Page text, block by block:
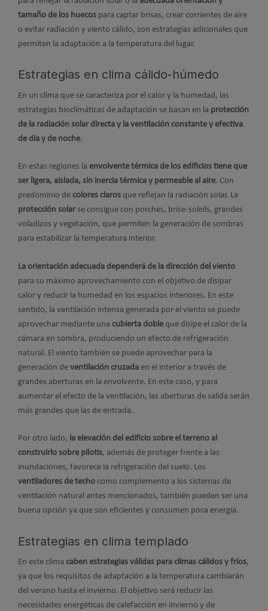
tamaño de los huecos para captar brisas, crear corrientes de aire
o evitar radiación y viento cálido, son estrategias adicionales que
permiten la adaptación a la temperatura del lugar.
Estrategias en clima cálido-húmedo
En un clima que se caracteriza por el calor y la humedad, las
estrategias bioclimáticas de adaptación se basan en la protección
de la radiación solar directa y la ventilación constante y efectiva
de día y de noche.
En estas regiones la envolvente térmica de los edificios tiene que
ser ligera, aislada, sin inercia térmica y permeable al aire. Con
predominio de colores claros que reflejan la radiación solar. La
protección solarse consigue con porches, brise-soleils, grandes
voladizos y vegetación, que permiten la generación de sombras
para estabilizar la temperatura interior.
La orientación adecuada dependerá de la dirección del viento
para su máximo aprovechamiento con el objetivo de disipar
calor y reducir la humedad en los espacios interiores. En este
sentido, la ventilación intensa generada por el viento se puede
aprovechar mediante una cubierta dobleque disipe el calor de la
cámara en sombra, produciendo un efecto de refrigeración
natural. El viento también se puede aprovechar para la
generación de ventilación cruzada en el interior a través de
grandes aberturas en la envolvente. En este caso, y para
aumentar el efecto de la ventilación, las aberturas de salida serán
más grandes que las de entrada.
Por otro lado, la elevación del edificio sobre el terreno al
construirlo sobre pilotis, además de proteger frente a las
inundaciones, favorece la refrigeración del suelo. Los
ventiladores de techo como complemento a los sistemas de
ventilación natural antes mencionados, también pueden ser una
buena opción ya que son eficientes y consumen poca energía.
Estrategias en clima templado
En este clima caben estrategias válidas para climas cálidos y fríos,
ya que los requisitos de adaptación a la temperatura cambiarán
del verano hasta el invierno. El objetivo será reducir las
necesidades energéticas de calefacción en invierno y de